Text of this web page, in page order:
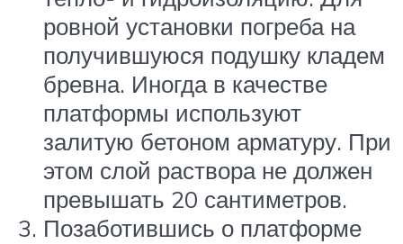
ровной установки погреба на
получившуюся подушку кладем
бревна. Иногда в качестве
платформы используют
залитую бетоном арматуру. При
этом слой раствора не должен
превышать 20 сантиметров.
Позаботившись о платформе